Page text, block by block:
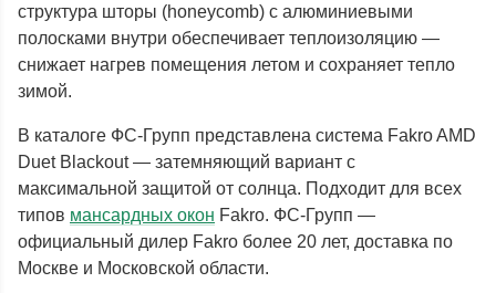
структура шторы (honeycomb) с алюминиевыми
полосками внутри обеспечивает теплоизоляцию —
снижает нагрев помещения летом и сохраняет тепло
зимой.
В каталоге ФС-Групп представлена система Fakro AMD
Duet Blackout — затемняющий вариант с
максимальной защитой от солнца. Подходит для всех
типов мансардных окон Fakro. ФС-Групп —
официальный дилер Fakro более 20 лет, доставка по
Москве и Московской области.